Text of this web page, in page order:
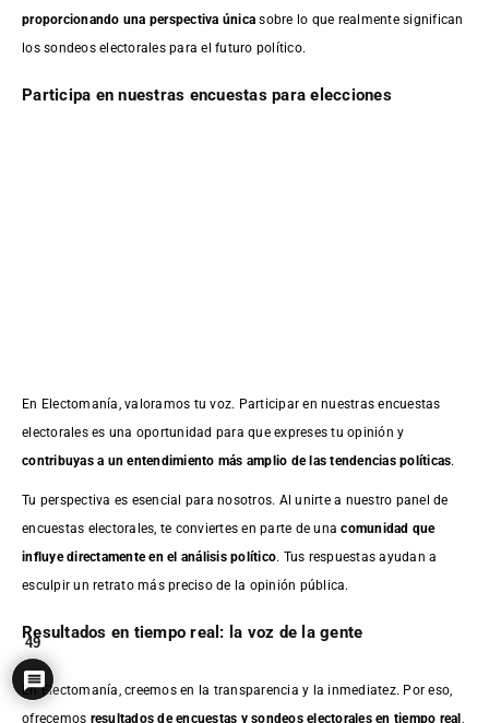
proporcionando una perspectiva única sobre lo que realmente significan
los sondeos electorales para el futuro político.
Participa en nuestras encuestas para elecciones
En Electomanía, valoramos tu voz. Participar en nuestras encuestas
electorales es una oportunidad para que expreses tu opinión y
contribuyas a un entendimiento más amplio de las tendencias políticas.
Tu perspectiva es esencial para nosotros. Al unirte a nuestro panel de
encuestas electorales, te conviertes en parte de unacomunidad que
influye directamente en el análisis político. Tus respuestas ayudan a
esculpir un retrato más preciso de la opinión pública.
Resultados en tiempo real: la voz de la gente
En Electomanía, creemos en la transparencia y la inmediatez. Por eso,
ofrecemos resultados deencuestas y sondeos electorales en tiempo real
49